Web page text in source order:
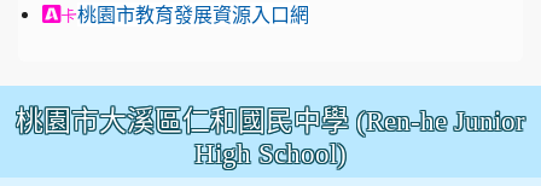
link to https://exam.career.ntnu.edu.tw/cit/
卡桃園市教育發展資源入口網
桃園市大溪區仁和國民中學 (Ren-he Junior
High School)